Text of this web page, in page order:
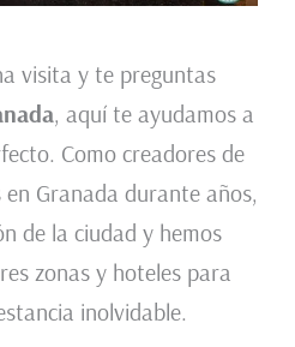
visita y te preguntas
, aquí te ayudamos a
Como creadores de
Granada durante años,
de la ciudad y hemos
zonas y hoteles para
inolvidable.